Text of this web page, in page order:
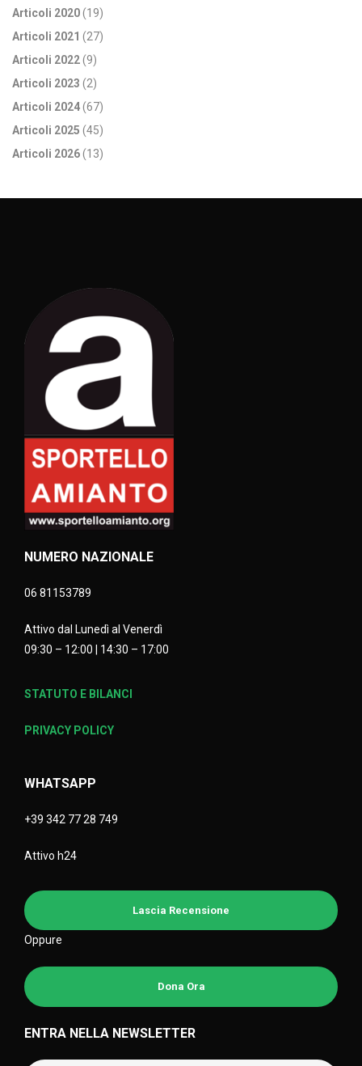
Articoli 2020(19)
Articoli 2021 (27)
Articoli 2022(9)
Articoli 2023 (2)
Articoli 2024(67)
Articoli 2025 (45)
Articoli 2026(13)
NUMERO NAZIONALE
06 81153789
Attivo dal Lunedì al Venerdì
09:30 – 12:00 | 14:30 – 17:00
STATUTO E BILANCI
PRIVACY POLICY
WHATSAPP
+39 342 77 28 749
Attivo h24
Lascia Recensione
Oppure
Dona Ora
ENTRA NELLA NEWSLETTER